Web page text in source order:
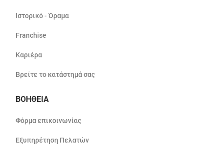
Ιστορικό - Όραμα
Franchise
Καριέρα
Βρείτε το κατάστημά σας
ΒΟΗΘΕΙΑ
Φόρμα επικοινωνίας
Εξυπηρέτηση Πελατών